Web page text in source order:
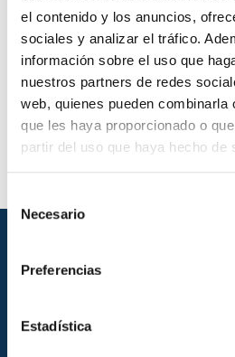
el contenido y los anuncios,
sociales y analizar el tráfico.
información sobre el uso que
nuestros partners de redes
web, quienes pueden combinarla
que les haya proporcionado o
partir del uso que haya hecho de
Necesario
Preferencias
Estadística
Productos que aplica
Plásticos reciclados
Normas de ensayo
ASTM D1895 Método C